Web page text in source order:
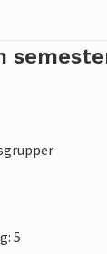
bekvämt
exempel på
hög standard,
sig till
5